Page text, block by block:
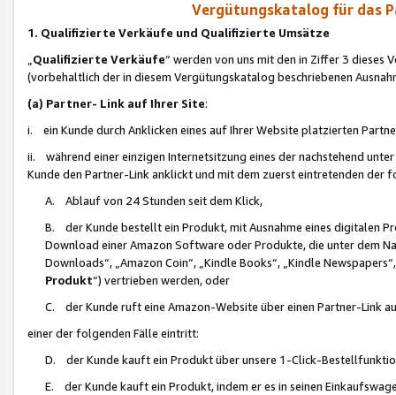
Vergütungskatalog für das
1. Qualifizierte Verkäufe und Qualifizierte Umsätze
Qualifizierte Verkäufe“ werden von uns mit den in Ziffer 3
(vorbehaltlich der in diesem Vergütungskatalog beschriebenen
(a) Partner- Link auf Ihrer Site:
i. ein Kunde durch Anklicken eines auf Ihrer Website platzierten
ii. während einer einzigen Internetsitzung eines der nachstehend
Kunde den Partner-Link anklickt und mit dem zuerst eintretenden der
A. Ablauf von 24 Stunden seit dem Klick,
B. der Kunde bestellt ein Produkt, mit Ausnahme eines digitalen
Download einer Amazon Software oder Produkte, die unter dem
Downloads“, „Amazon Coin“, „Kindle Books“, „Kindle
Produkt“) vertrieben werden, oder
C. der Kunde ruft eine Amazon-Website über einen Partner-Link
einer der folgenden Fälle eintritt:
D. der Kunde kauft ein Produkt über unsere 1-Click-
E. der Kunde kauft ein Produkt, indem er es in seinen